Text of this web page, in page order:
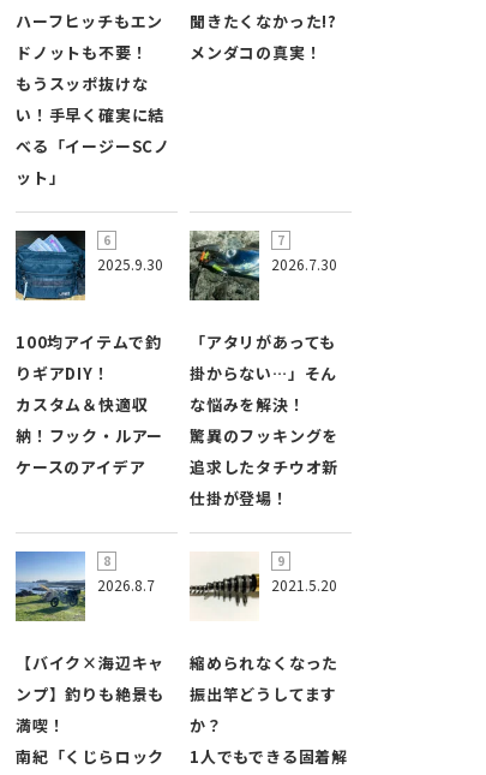
ハーフヒッチもエン
ドノットも不要！
もうスッポ抜けな
い！手早く確実に結
べる「イージーSCノ
ット」
聞きたくなかった!?
メンダコの真実！
2025.9.30
100均アイテムで釣
りギアDIY！
カスタム＆快適収
納！フック・ルアー
ケースのアイデア
2026.7.30
「アタリがあっても
掛からない…」そん
な悩みを解決！
驚異のフッキングを
追求したタチウオ新
仕掛が登場！
2026.8.7
【バイク×海辺キャ
ンプ】釣りも絶景も
満喫！
南紀「くじらロック
2021.5.20
縮められなくなった
振出竿どうしてます
か？
1人でもできる固着解